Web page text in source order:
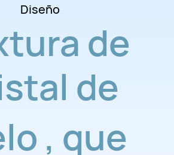
Diseño
de
de
, que